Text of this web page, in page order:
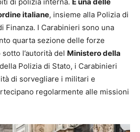
italiane, insieme alla Polizia di
Finanza. I Carabinieri sono una
quarta sezione delle forze
l’autorità del Ministero della
Polizia di Stato, i Carabinieri
di sorvegliare i militari e
regolarmente alle missioni